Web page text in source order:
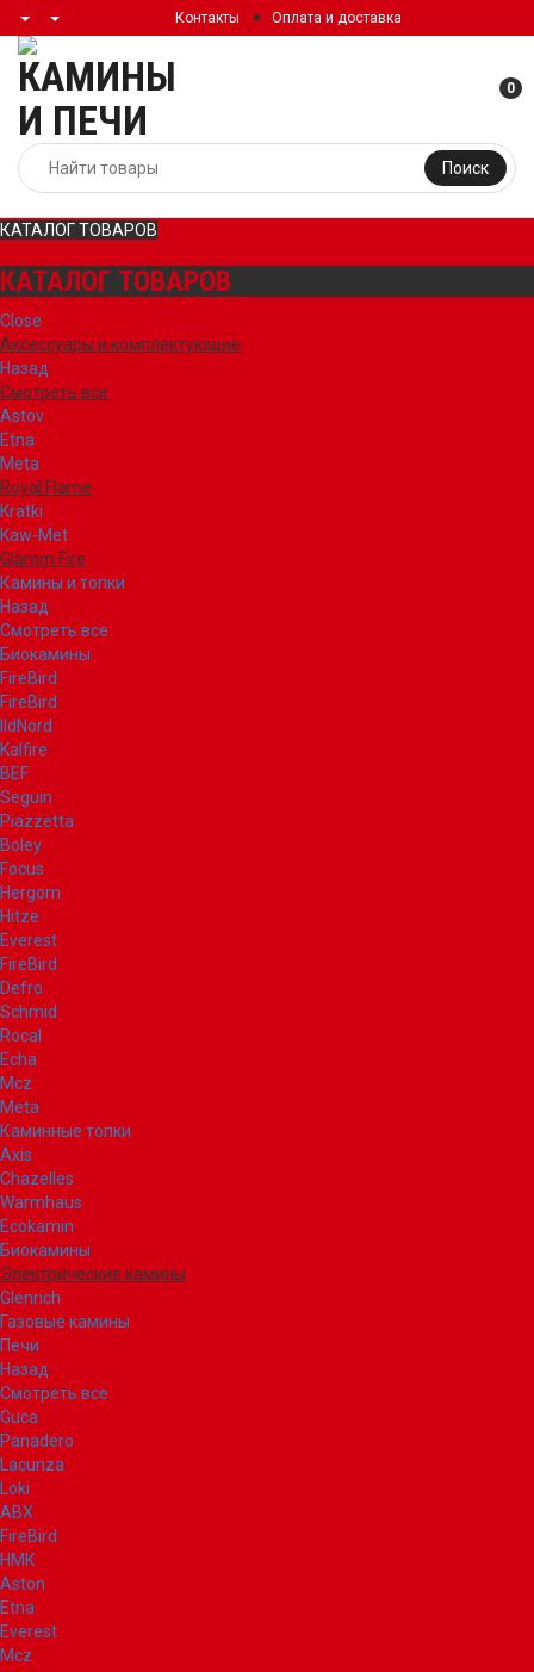
Контакты Оплата и доставка
Поиск
0
КАТАЛОГ ТОВАРОВ
КАТАЛОГ ТОВАРОВ
Close
Аксессуары и комплектующие
Назад
Смотреть все
Astov
Etna
Meta
Royal Flame
Kratki
Kaw-Met
Glamm Fire
Камины и топки
Назад
Смотреть все
Биокамины
FireBird
FireBird
IldNord
Kalfire
BEF
Seguin
Piazzetta
Boley
Focus
Hergom
Hitze
Everest
FireBird
Defro
Schmid
Rocal
Echa
Mcz
Meta
Каминные топки
Axis
Chazelles
Warmhaus
Ecokamin
Биокамины
Электрические камины
Glenrich
Газовые камины
Печи
Назад
Смотреть все
Guca
Panadero
Lacunza
Loki
ABX
FireBird
НМК
Aston
Etna
Everest
Mcz